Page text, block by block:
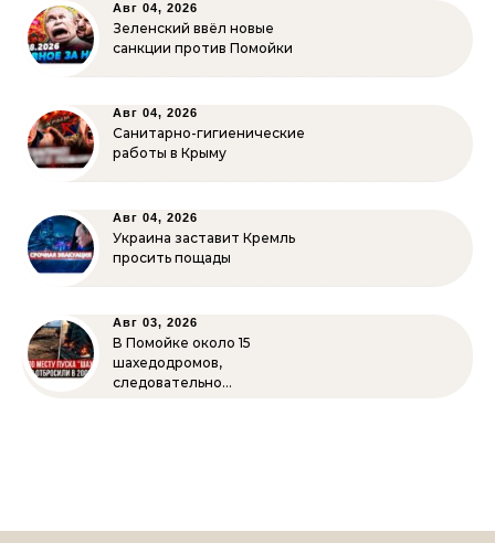
Авг 04, 2026
Зеленский ввёл новые
санкции против Помойки
Авг 04, 2026
Санитарно-гигиенические
работы в Крыму
Авг 04, 2026
Украина заставит Кремль
просить пощады
Авг 03, 2026
В Помойке около 15
шахедодромов,
следовательно…